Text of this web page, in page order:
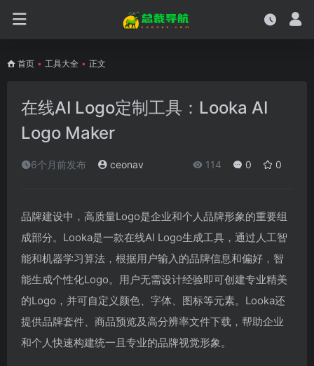
首页 • 工具大全 • 正文
在线AI Logo定制工具：Looka AI
Logo Maker
6个月前发布 ceonav 114 0 0
品牌建设中，高质量Logo是企业和个人品牌形象的重要组
成部分。Looka是一款在线AI Logo生成工具，通过人工智
能和机器学习算法，根据用户输入的品牌信息和偏好，智
能生成个性化Logo。用户无需设计经验即可创建专业精美
的Logo，并可自定义颜色、字体、图标等元素。Looka还
提供品牌套件、商品预览及高分辨率文件下载，帮助企业
和个人快速构建统一且专业的品牌视觉形象。